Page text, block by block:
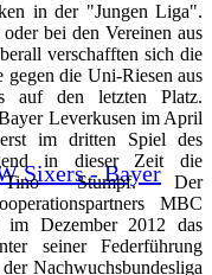
Sixers - Bayer
in der "Jungen Liga".
bei den Vereinen aus
verschafften sich die
die Uni-Riesen aus
auf den letzten Platz.
Leverkusen im April
im dritten Spiel des
in dieser Zeit die
Tino Stumpf. Der
MBC
im Dezember 2012 das
seiner Federführung
Nachwuchsbundesliga